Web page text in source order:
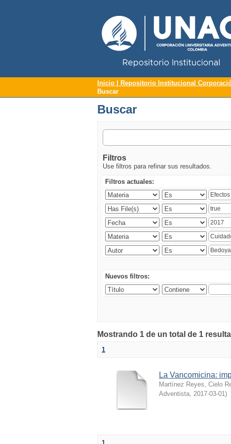
Buscar
Inicio | Repositorio Institucional
Buscar
Buscar
Filtros
Use filtros para refinar sus resultados.
Filtros actuales:
Nuevos filtros:
Mostrando 1 de un total de 1
1
La Vancomicina:
Martínez Reyes, Cielo
Adventista, 2017-03-01)